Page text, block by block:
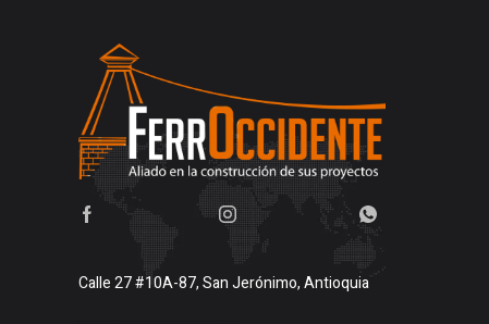
Calle 27 #10A-87, San Jerónimo, Antioquia